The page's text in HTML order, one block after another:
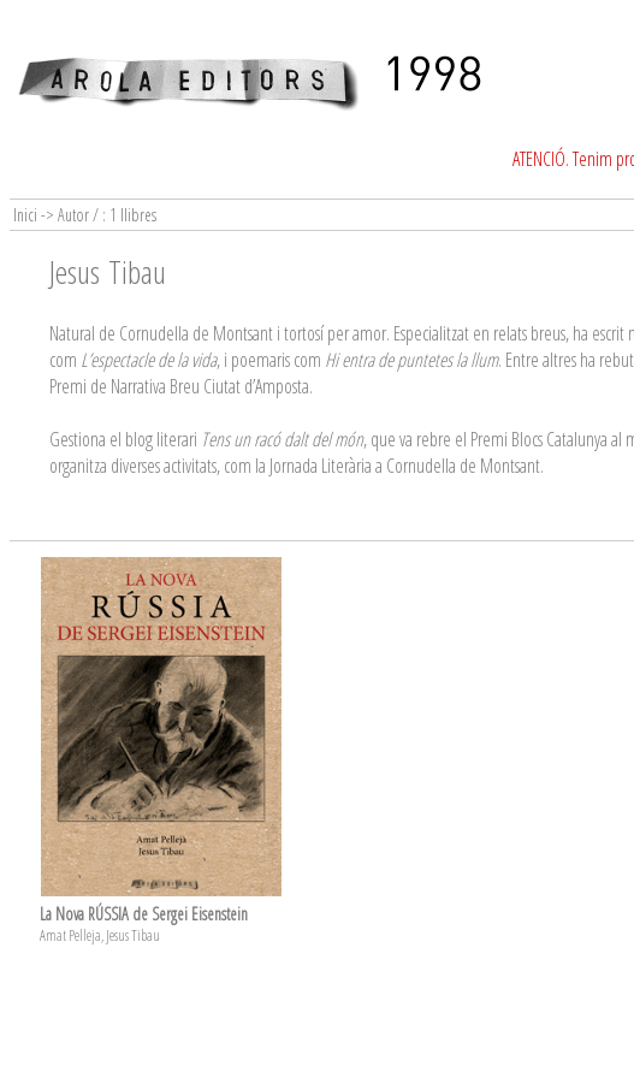
ATENCIÓ. Tenim
Inici -> Autor / : 1 llibres
Jesus Tibau
Natural de Cornudella de Montsant i tortosí per amor. Especialitzat en relats breus, ha
com L’espectacle de la vida, i poemaris com Hi entra de puntetes la llum. Entre altres ha
Premi de Narrativa Breu Ciutat d’Amposta.
Gestiona el blog literari Tens un racó dalt del món, que va rebre el Premi Blocs Catalunya al
organitza diverses activitats, com la Jornada Literària a Cornudella de Montsant.
La Nova RÚSSIA de Sergei Eisenstein
Amat Pelleja, Jesus Tibau